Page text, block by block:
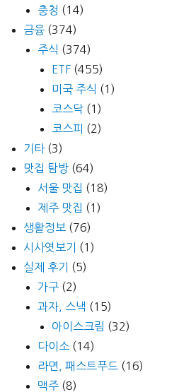
충청 (14)
금융 (374)
주식 (374)
ETF (455)
미국 주식 (1)
코스닥 (1)
코스피 (2)
기타(3)
맛집 탐방 (64)
서울 맛집 (18)
제주 맛집 (1)
생활정보 (76)
시사엿보기
(1)
실제 후기
(5)
가구 (2)
과자, 스낵 (15)
아이스크림 (32)
다이소 (14)
라면, 패스트푸드 (16)
맥주 (8)